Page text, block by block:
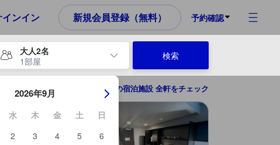
インイン 新規会員登録（無料） 予約確認
大人2名
1部屋
キーを使用して、チェックイン日とチェックアウト日を移動します。
2026年9月
水 木 金 土
日
2 3 4 5
6
検索
ハインズビル（GA）の宿泊施設 全軒をチェック
め、これから宿泊選びをされるユーザーにとっても参考となる信頼で